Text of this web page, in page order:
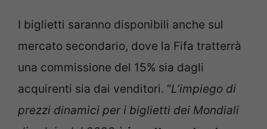
I biglietti saranno disponibili anche sul
mercato secondario, dove la Fifa tratterrà
una commissione del 15% sia dagli
acquirenti sia dai venditori. “L’impiego di
prezzi dinamici per i biglietti dei Mondiali